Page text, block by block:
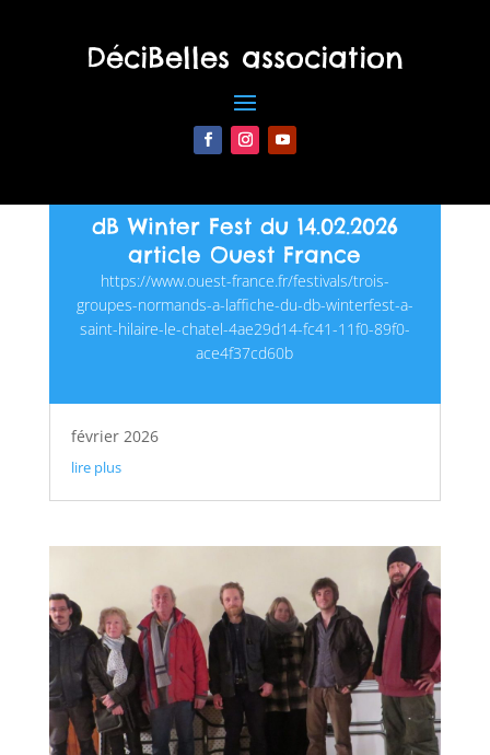
DéciBelles association
dB dans la presse…
dB Winter Fest du 14.02.2026
article Ouest France
https://www.ouest-france.fr/festivals/trois-
groupes-normands-a-laffiche-du-db-winterfest-a-
saint-hilaire-le-chatel-4ae29d14-fc41-11f0-89f0-
ace4f37cd60b
février 2026
lire plus